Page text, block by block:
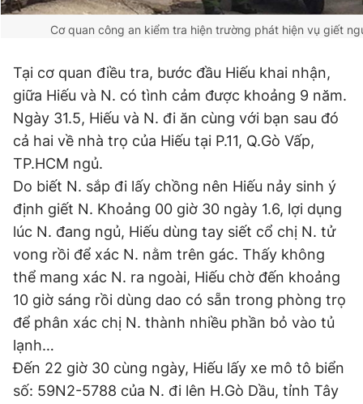
Cơ quan công an kiểm tra hiện trường phát hiện vụ giết
Tại cơ quan điều tra, bước đầu Hiếu khai nhận,
giữa Hiếu và N. có tình cảm được khoảng 9 năm.
Ngày 31.5, Hiếu và N. đi ăn cùng với bạn sau đó
cả hai về nhà trọ của Hiếu tại P.11, Q.Gò Vấp,
TP.HCM ngủ.
Do biết N. sắp đi lấy chồng nên Hiếu nảy sinh ý
định giết N. Khoảng 00 giờ 30 ngày 1.6, lợi dụng
lúc N. đang ngủ, Hiếu dùng tay siết cổ chị N. tử
vong rồi để xác N. nằm trên gác. Thấy không
thể mang xác N. ra ngoài, Hiếu chờ đến khoảng
10 giờ sáng rồi dùng dao có sẵn trong phòng trọ
để phân xác chị N. thành nhiều phần bỏ vào tủ
lạnh…
Đến 22 giờ 30 cùng ngày, Hiếu lấy xe mô tô biển
số: 59N2-5788 của N. đi lên H.Gò Dầu, tỉnh Tây